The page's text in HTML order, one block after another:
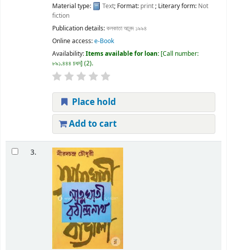
Material type:
Text; Format: print; Literary form: Not
fiction
Publication details:কলকাতাআনন্দ ১৯৯৪
Online access:e-Book
Availability:Items available for loan: Call number:
৮৯১.৪৪৪ চধন (2).
Place hold
Add to cart
3.